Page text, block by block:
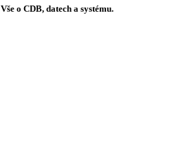
Vše o CDB, datech a systému.